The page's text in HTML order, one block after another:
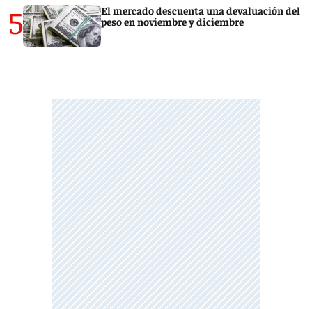
5
El mercado descuenta una devaluación del
peso en noviembre y diciembre